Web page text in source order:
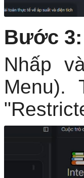
Bước
Nhấp